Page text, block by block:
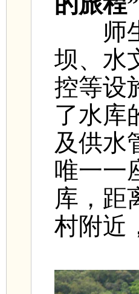
师生
坝、水
控等设
了水库
及供水
唯一一
库，距
村附近